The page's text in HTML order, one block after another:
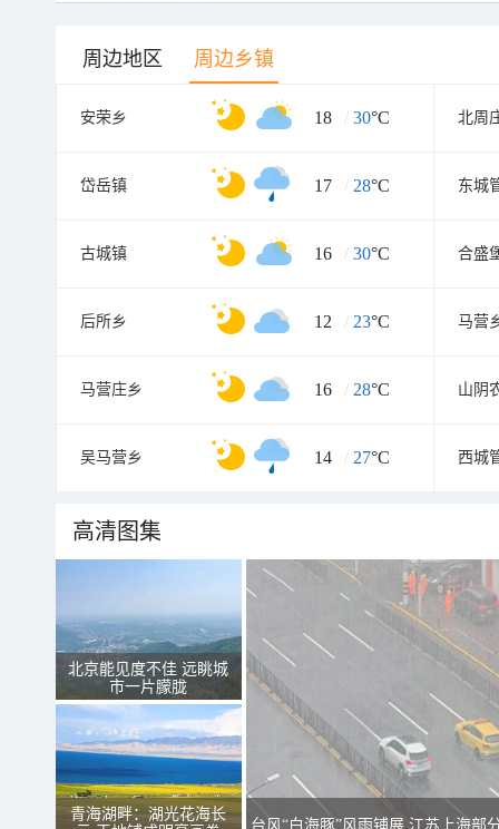
周边地区 周边乡镇
安荣乡 18 / 30°C 北周
岱岳镇 17 / 28°C 东城
古城镇 16 / 30°C 合盛
后所乡 12 / 23°C 马营
马营庄乡 16 / 28°C 山阴
吴马营乡 14 / 27°C 西城
高清图集
北京能见度不佳 远眺城
市一片朦胧
青海湖畔：湖光花海长
台风“白海豚”风雨铺展 江苏上海部